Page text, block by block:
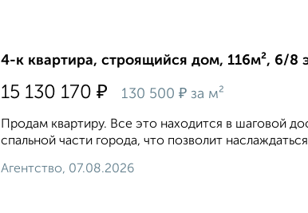
4-к квартира, строящийся дом, 116м², 6/8
15 130 170 ₽ 130 500 ₽ за м²
Продам квартиру. Все это находится в шаговой
спальной части города, что позволит
Агентство, 07.08.2026